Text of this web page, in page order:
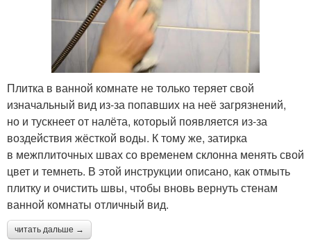
Плитка в ванной комнате не только теряет свой
изначальный вид из-за попавших на неё загрязнений,
но и тускнеет от налёта, который появляется из-за
воздействия жёсткой воды. К тому же, затирка
в межплиточных швах со временем склонна менять свой
цвет и темнеть. В этой инструкции описано, как отмыть
плитку и очистить швы, чтобы вновь вернуть стенам
ванной комнаты отличный вид.
читать дальше →